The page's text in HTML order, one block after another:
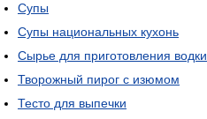
Супы
Супы национальных кухонь
Сырье для приготовления водки
Творожный пирог с изюмом
Тесто для выпечки